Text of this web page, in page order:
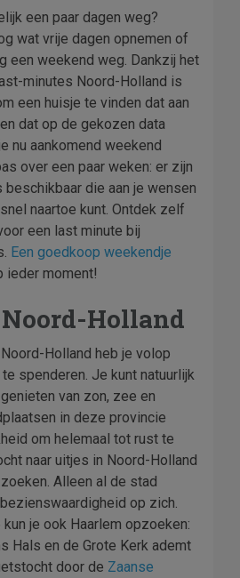
een paar dagen weg?
wat vrije dagen opnemen of
een weekend weg. Dankzij het
minutes Noord-Holland is
een huisje te vinden dat aan
dat op de gekozen data
nu aankomend weekend
over een paar weken: er zijn
die aan je wensen
naartoe kunt. Ontdek zelf
een last minute bij
Een goedkoop weekendje
ieder moment!
Holland
Holland heb je volop
spenderen. Je kunt natuurlijk
van zon, zee en
in deze provincie
om helemaal tot rust te
naar uitjes in Noord-Holland
Alleen al de stad
op zich.
je ook Haarlem opzoeken:
Hals en de Grote Kerk ademt
door de Zaanse